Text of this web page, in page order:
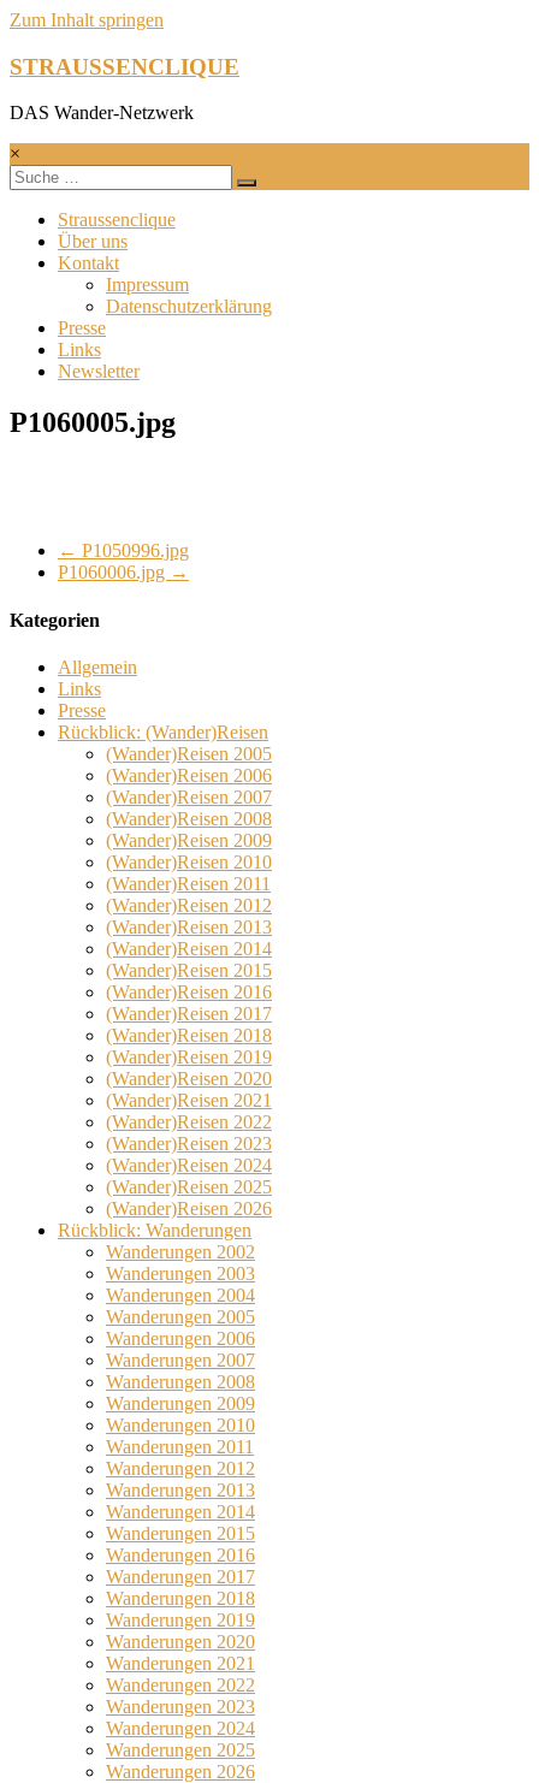
Zum Inhalt springen
STRAUSSENCLIQUE
DAS Wander-Netzwerk
×
Straussenclique
Über uns
Kontakt
Impressum
Datenschutzerklärung
Presse
Links
Newsletter
P1060005.jpg
← P1050996.jpg
P1060006.jpg →
Kategorien
Allgemein
Links
Presse
Rückblick: (Wander)Reisen
(Wander)Reisen 2005
(Wander)Reisen 2006
(Wander)Reisen 2007
(Wander)Reisen 2008
(Wander)Reisen 2009
(Wander)Reisen 2010
(Wander)Reisen 2011
(Wander)Reisen 2012
(Wander)Reisen 2013
(Wander)Reisen 2014
(Wander)Reisen 2015
(Wander)Reisen 2016
(Wander)Reisen 2017
(Wander)Reisen 2018
(Wander)Reisen 2019
(Wander)Reisen 2020
(Wander)Reisen 2021
(Wander)Reisen 2022
(Wander)Reisen 2023
(Wander)Reisen 2024
(Wander)Reisen 2025
(Wander)Reisen 2026
Rückblick: Wanderungen
Wanderungen 2002
Wanderungen 2003
Wanderungen 2004
Wanderungen 2005
Wanderungen 2006
Wanderungen 2007
Wanderungen 2008
Wanderungen 2009
Wanderungen 2010
Wanderungen 2011
Wanderungen 2012
Wanderungen 2013
Wanderungen 2014
Wanderungen 2015
Wanderungen 2016
Wanderungen 2017
Wanderungen 2018
Wanderungen 2019
Wanderungen 2020
Wanderungen 2021
Wanderungen 2022
Wanderungen 2023
Wanderungen 2024
Wanderungen 2025
Wanderungen 2026